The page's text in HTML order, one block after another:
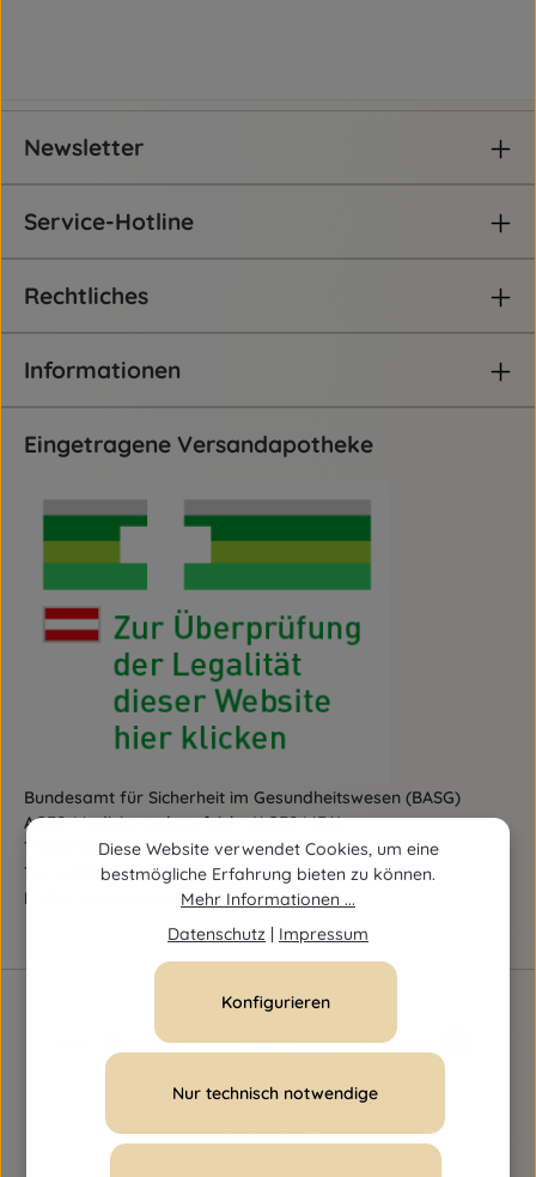
Newsletter
Service-Hotline
Rechtliches
Informationen
Eingetragene Versandapotheke
Bundesamt für Sicherheit im Gesundheitswesen (BASG)
AGES-Medizinmarktaufsicht (AGES MEA)
Traisengasse 5, A-1200 Wien
Tel.:
+43 (0)50 555-36111
E-Mail:
fernabsatz@ages.at
Diese Website verwendet Cookies, um eine
bestmögliche Erfahrung bieten zu können.
Mehr Informationen ...
Datenschutz
Impressum
Nur technisch notwendige
Konfigurieren